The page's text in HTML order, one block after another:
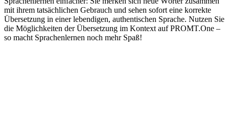
mit ihrem tatsächlichen Gebrauch und sehen sofort eine korrekte
Übersetzung in einer lebendigen, authentischen Sprache. Nutzen Sie
die Möglichkeiten der Übersetzung im Kontext auf PROMT.One –
so macht Sprachenlernen noch mehr Spaß!